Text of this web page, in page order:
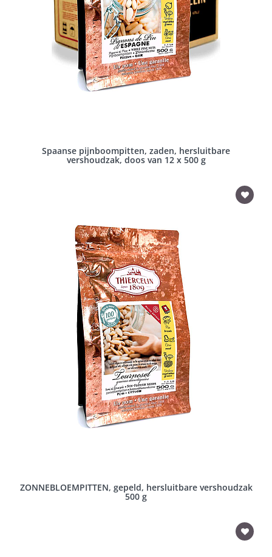
Spaanse pijnboompitten, zaden, hersluitbare
vershoudzak, doos van 12 x 500 g
ZONNEBLOEMPITTEN, gepeld, hersluitbare vershoudzak
500 g